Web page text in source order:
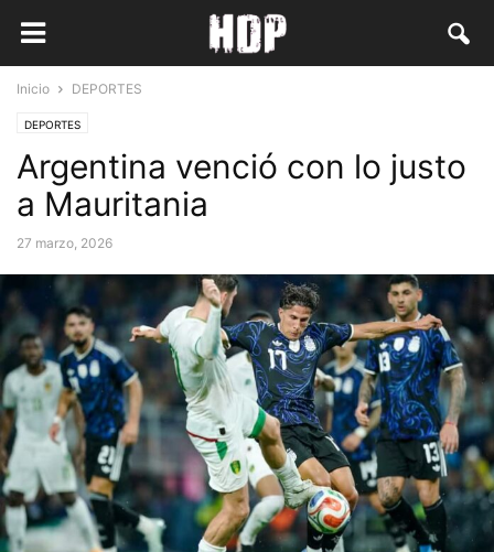
Inicio DEPORTES
DEPORTES
Argentina venció con lo justo
a Mauritania
27 marzo, 2026